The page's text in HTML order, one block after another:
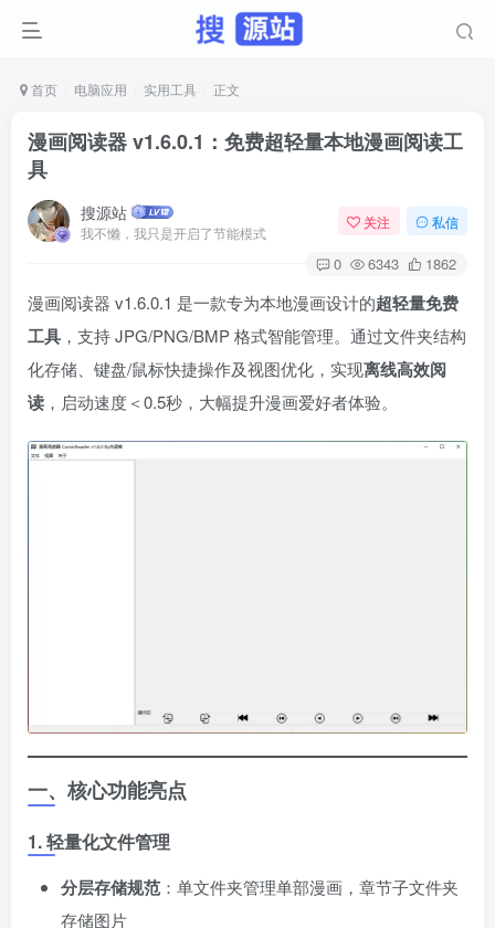
首页 电脑应用 实用工具 正文
漫画阅读器 v1.6.0.1：免费超轻量本地漫画阅读工
具
搜源站
我不懒，我只是开启了节能模式
关注 私信
0 6343 1862
漫画阅读器 v1.6.0.1 是一款专为本地漫画设计的超轻量免费
工具 ，支持 JPG/PNG/BMP 格式智能管理。通过文件夹结构
化存储、键盘/鼠标快捷操作及视图优化，实现离线高效阅
读 ，启动速度＜0.5秒，大幅提升漫画爱好者体验。
一、核心功能亮点
1. 轻量化文件管理
分层存储规范 ​：单文件夹管理单部漫画，章节子文件夹
存储图片